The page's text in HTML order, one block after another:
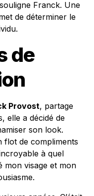
Franck. Une
de déterminer le
de
Provost, partage
elle a décidé de
son look.
flot de compliments
à quel
mon visage et mon